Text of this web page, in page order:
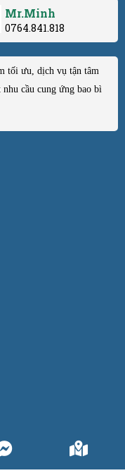
Mr.Minh
0764.841.818
tối ưu, dịch vụ tận tâm
cầu cung ứng bao bì
co